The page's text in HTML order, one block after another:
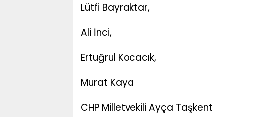
Lütfi Bayraktar,
Ali İnci,
Ertuğrul Kocacık,
Murat Kaya
CHP Milletvekili Ayça Taşkent